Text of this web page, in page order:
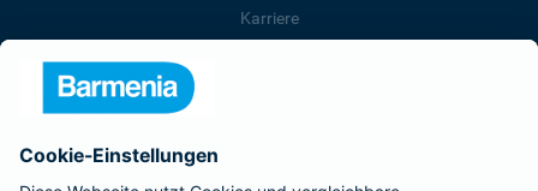
Karriere
Barmenia ist Teil der BarmeniaGothaer